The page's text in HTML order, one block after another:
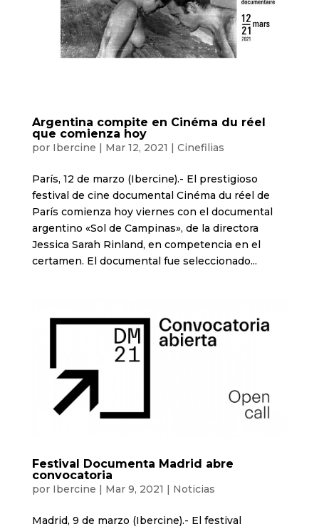
Argentina compite en Cinéma du réel
que comienza hoy
por Ibercine | Mar 12, 2021 | Cinefilias
París, 12 de marzo (Ibercine).- El prestigioso
festival de cine documental Cinéma du réel de
París comienza hoy viernes con el documental
argentino «Sol de Campinas», de la directora
Jessica Sarah Rinland, en competencia en el
certamen. El documental fue seleccionado...
Festival Documenta Madrid abre
convocatoria
por Ibercine | Mar 9, 2021 | Noticias
Madrid, 9 de marzo (Ibercine).- El festival